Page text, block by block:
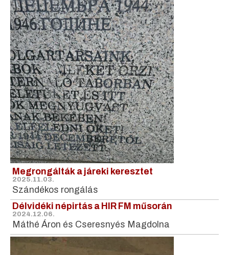
Megrongálták a járeki keresztet
2025.11.03.
Szándékos rongálás
Délvidéki népirtás a HIR FM műsorán
2024.12.06.
Máthé Áron és Cseresnyés Magdolna